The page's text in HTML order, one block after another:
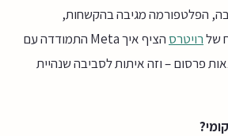
הפלטפורמה מגיבה בהקשחות,
שלרויטרס
הציף איך Meta התמודדה עם
פרסום – וזה איתות לסביבה שנהיית